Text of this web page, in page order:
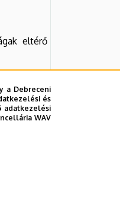
eltérő
a Debreceni
és
adatkezelési
WAV